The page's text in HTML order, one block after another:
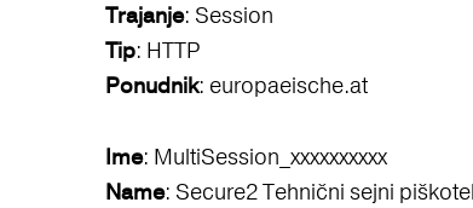
Trajanje: Session
Tip: HTTP
Ponudnik: europaeische.at
Ime: MultiSession_xxxxxxxxxx
Name: Secure2 Tehnični sejni